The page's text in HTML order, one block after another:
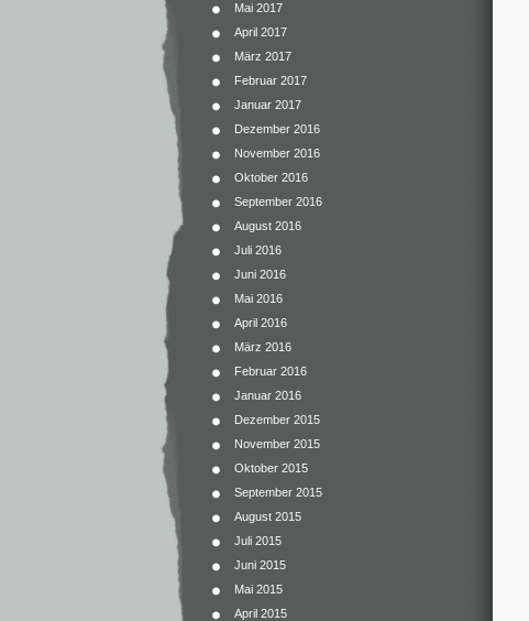
Mai 2017
April 2017
März 2017
Februar 2017
Januar 2017
Dezember 2016
November 2016
Oktober 2016
September 2016
August 2016
Juli 2016
Juni 2016
Mai 2016
April 2016
März 2016
Februar 2016
Januar 2016
Dezember 2015
November 2015
Oktober 2015
September 2015
August 2015
Juli 2015
Juni 2015
Mai 2015
April 2015